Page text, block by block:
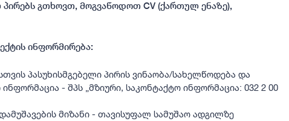
გთხოვთ, მოგვაწოდოთ CV (ქართულ ენაზე),
ინფორმირება:
პასუხისმგებელი პირის ვინაობა/სახელწოდება და
ინფორმაცია - შპს „მზიური, საკონტაქტო ინფორმაცია: 032 2 00
მიზანი - თავისუფალ სამუშაო ადგილზე